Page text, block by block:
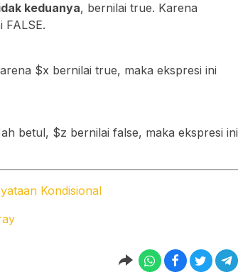
keduanya, bernilai true. Karena
FALSE.
$x bernilai true, maka ekspresi ini
betul, $z bernilai false, maka ekspresi ini
Kondisional